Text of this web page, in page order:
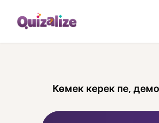
Көмек керек пе, демо